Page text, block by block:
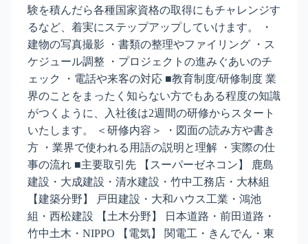
験を積んだら各種国家資格の取得にもチャレンジす
るなど、着実にステップアップしていけます。 ・
建物の写真撮影 ・書類の整理やファイリング ・ス
ケジュール調整 ・プロジェクトの進みぐあいのチ
ェック ・電話や来客の対応 ■教育制度/研修制度 業
界のことをまったく知らない方でもある程度の知識
がつくように、入社後は2週間の研修からスタート
いたします。 ＜研修内容＞ ・図面の読み方や書き
方 ・業界で使われる用語の説明と理解 ・実際の仕
事の流れ ■主要取引先 【スーパーゼネコン】 鹿島
建設・大成建設・清水建設・竹中工務店・大林組
【建築分野】 戸田建設・大和ハウス工業・鴻池
組・西松建設 【土木分野】 日本道路・前田道路・
竹中土木・NIPPO 【電気】 関電工・きんでん・東